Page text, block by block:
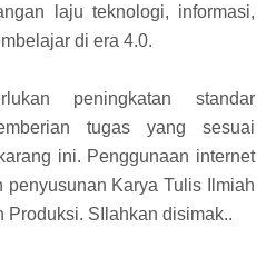
laju teknologi, informasi,
di era 4.0.
peningkatan standar
tugas yang sesuai
ini. Penggunaan internet
Karya Tulis Ilmiah
Produksi. SIlahkan disimak..